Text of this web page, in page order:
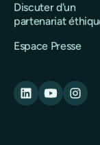
Discuter d'un
partenariat
Espace Presse